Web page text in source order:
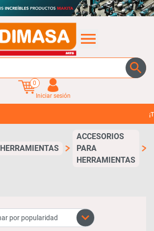
0
Iniciar sesión
HERRAMIENTAS
ACCESORIOS
PARA
HERRAMIENTAS